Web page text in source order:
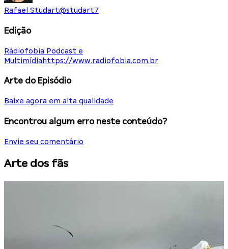
Rafael Studart@studart7
Edição
Rádiofobia Podcast e
Multimídia https://www.radiofobia.com.br
Arte do Episódio
Baixe agora em alta qualidade
Encontrou algum erro neste conteúdo?
Envie seu comentário
Arte dos fãs